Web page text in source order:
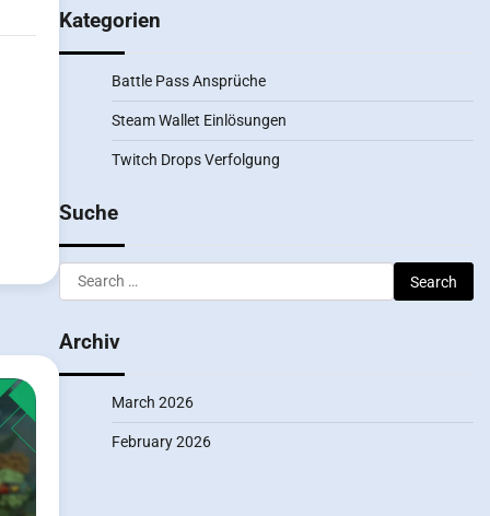
Kategorien
Battle Pass Ansprüche
Steam Wallet Einlösungen
Twitch Drops Verfolgung
Suche
Search
for:
Archiv
March 2026
February 2026